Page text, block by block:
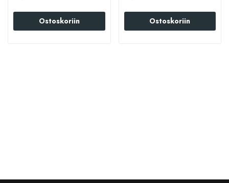
Ostoskoriin Ostoskoriin